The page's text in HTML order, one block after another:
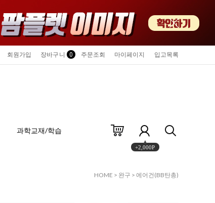
회원가입 장바구니 0 주문조회 마이페이지 입고목록
과학교재/학습
+2,000P
HOME > 완구 > 에어건(BB탄총)